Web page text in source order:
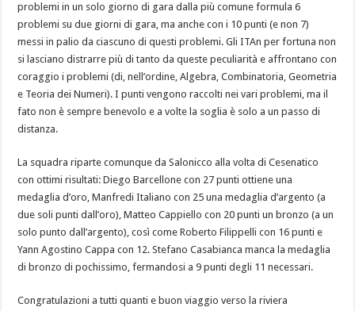
problemi in un solo giorno di gara dalla più comune formula 6
problemi su due giorni di gara, ma anche con i 10 punti (e non 7)
messi in palio da ciascuno di questi problemi. Gli ITAn per fortuna non
si lasciano distrarre più di tanto da queste peculiarità e affrontano con
coraggio i problemi (di, nell’ordine, Algebra, Combinatoria, Geometria
e Teoria dei Numeri). I punti vengono raccolti nei vari problemi, ma il
fato non è sempre benevolo e a volte la soglia è solo a un passo di
distanza.
La squadra riparte comunque da Salonicco alla volta di Cesenatico
con ottimi risultati: Diego Barcellone con 27 punti ottiene una
medaglia d’oro, Manfredi Italiano con 25 una medaglia d’argento (a
due soli punti dall’oro), Matteo Cappiello con 20 punti un bronzo (a un
solo punto dall’argento), così come Roberto Filippelli con 16 punti e
Yann Agostino Cappa con 12. Stefano Casabianca manca la medaglia
di bronzo di pochissimo, fermandosi a 9 punti degli 11 necessari.
Congratulazioni a tutti quanti e buon viaggio verso la riviera